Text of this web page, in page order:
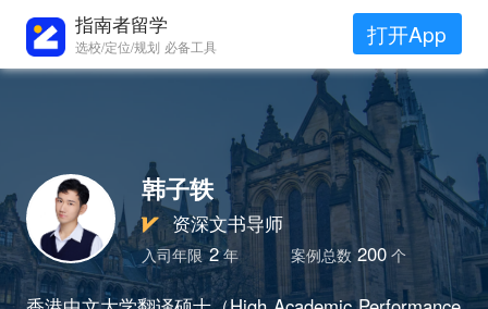
指南者留学
选校/定位/规划 必备工具 打开App
韩子轶
资深文书导师
入司年限 2年 案例总数 200 个